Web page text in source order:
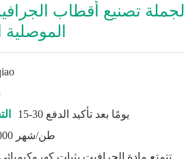
الجملة تصنيع أقطاب
الموصلية
15-30 يومًا بعد تأكيد الدفع
20000 طن/شهر